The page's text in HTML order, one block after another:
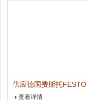
1 2
供应德国费斯托FESTO
多位置气缸
查看详情